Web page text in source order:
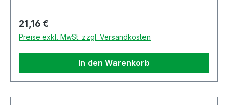
Regulärer Preis:
21,16 €
Preise exkl. MwSt. zzgl. Versandkosten
In den Warenkorb